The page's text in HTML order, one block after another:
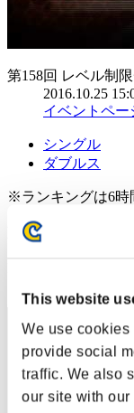
This website
We use
provide social
traffic. We also
our site with
第158回 レベル制
2016.10.25
イベントペー
シングル
ダブルス
※ランキングは6時
RANKING